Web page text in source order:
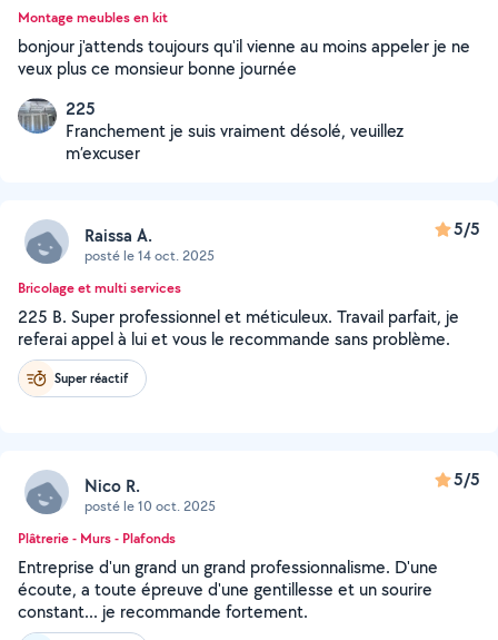
Montage meubles en kit
bonjour j'attends toujours qu'il vienne au moins appeler je ne
veux plus ce monsieur bonne journée
225
Franchement je suis vraiment désolé, veuillez
m’excuser
Raissa A.
posté le 14 oct. 2025
5/5
Bricolage et multi services
225 B. Super professionnel et méticuleux. Travail parfait, je
referai appel à lui et vous le recommande sans problème.
Super réactif
Nico R.
posté le 10 oct. 2025
5/5
Plâtrerie - Murs - Plafonds
Entreprise d'un grand un grand professionnalisme. D'une
écoute, a toute épreuve d'une gentillesse et un sourire
constant... je recommande fortement.